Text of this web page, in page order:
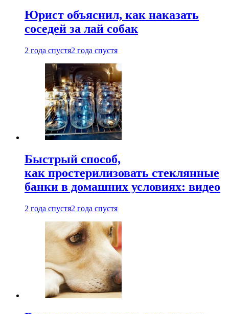
Юрист объяснил, как наказать
соседей за лай собак
2 года спустя2 года спустя
Быстрый способ,
как простерилизовать стеклянные
банки в домашних условиях: видео
2 года спустя2 года спустя